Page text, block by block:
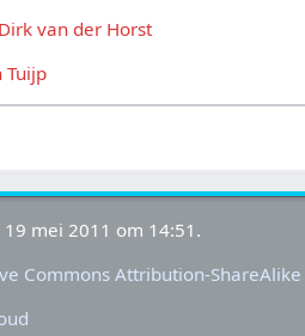
Dirk van der Horst
Tuijp
mei 2011 om 14:51.
Commons Attribution-ShareAlike